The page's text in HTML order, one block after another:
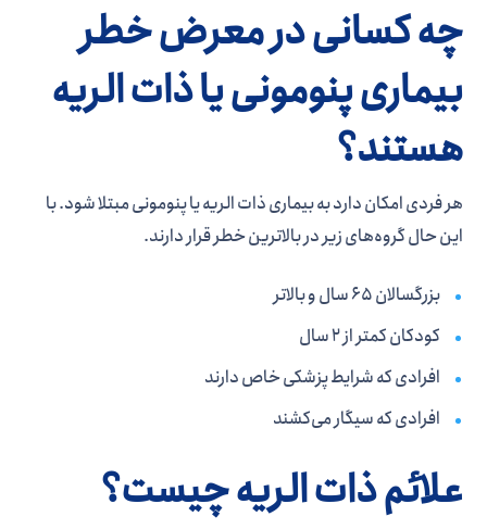
چه کسانی در معرض خطر
بیماری پنومونی یا ذات الریه
هستند؟
هر فردی امکان دارد به بیماری ذات الریه یا پنومونی مبتلا شود. با
این حال گروه‌های زیر در بالاترین خطر قرار دارند.
بزرگسالان 65 سال و بالاتر
کودکان کمتر از 2 سال
افرادی که شرایط پزشکی خاص دارند
افرادی که سیگار می‌کشند
علائم ذات الریه چیست؟